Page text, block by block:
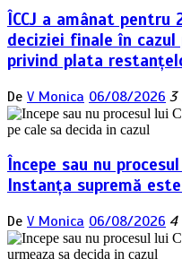
ÎCCJ a amânat pentru
deciziei finale în cazul
privind plata
De V Monica 06/08/2026 3
Începe sau nu
Instanța supremă
De V Monica 06/08/2026 4